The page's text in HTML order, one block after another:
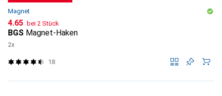
Magnet
CHF
4.65 bei 2 Stück
BGS Magnet-Haken
2x
18